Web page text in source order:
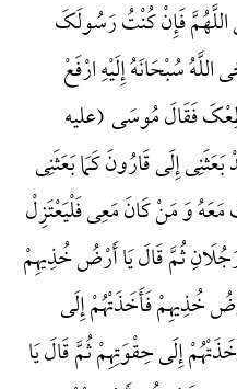
فَإِنْ کُنْتُ رَسُولَکَ
سُبْحَانَهُ إِلَیْهِ ارْفَعْ
فَقَالَ مُوسَی (علیه
بَعَثَنِی إِلَی قَارُونَ کَمَا بَعَثَنِی
وَ مَنْ کَانَ مَعِی فَلْیَعْتَزِلْ
رَجُلَانِ ثُمَّ قَالَ یَا أَرْضُ خُذِیهِمْ
خُذِیهِمْ فَأَخَذَتْهُمْ إِلَی
إِلَی حِقْوَتِهِمْ ثُمَّ قَالَ یَا